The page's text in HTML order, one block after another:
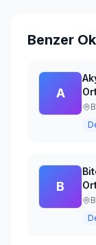
Benzer
A
B